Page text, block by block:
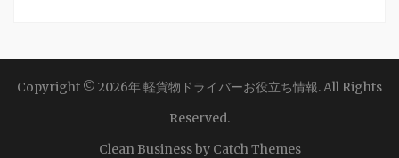
Copyright © 2026年軽貨物ドライバーお役立ち情報. All Rights
Reserved.
Clean Business by Catch Themes